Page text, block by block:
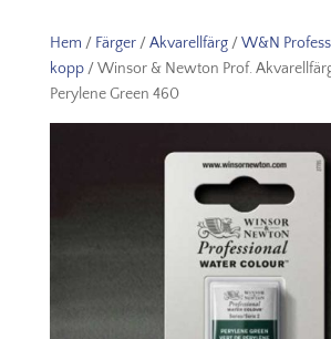
Hem / Färger/Akvarellfärg/W&N
kopp/ Winsor & Newton Prof.
Perylene Green 460